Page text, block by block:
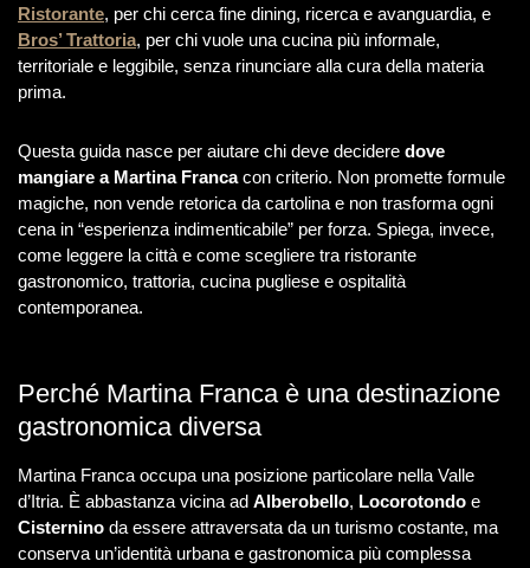
Ristorante, per chi cerca fine dining, ricerca e avanguardia, e
Bros’ Trattoria, per chi vuole una cucina più informale,
territoriale e leggibile, senza rinunciare alla cura della materia
prima.
Questa guida nasce per aiutare chi deve decidere dove
mangiare a Martina Francacon criterio. Non promette formule
magiche, non vende retorica da cartolina e non trasforma ogni
cena in “esperienza indimenticabile” per forza. Spiega, invece,
come leggere la città e come scegliere tra ristorante
gastronomico, trattoria, cucina pugliese e ospitalità
contemporanea.
Perché Martina Franca è una destinazione
gastronomica diversa
Martina Franca occupa una posizione particolare nella Valle
d’Itria. È abbastanza vicina ad Alberobello, Locorotondo e
Cisternino da essere attraversata da un turismo costante, ma
conserva un’identità urbana e gastronomica più complessa